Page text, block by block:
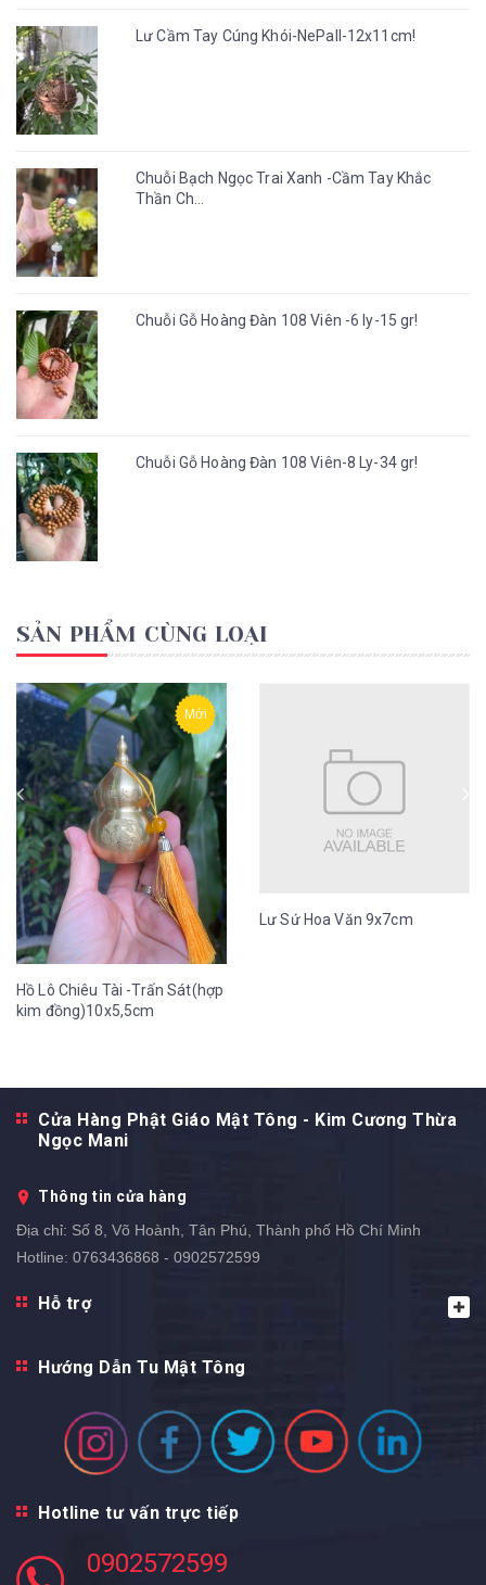
Lư Cầm Tay Cúng Khói-NePall-12x11cm!
Chuỗi Bạch Ngọc Trai Xanh -Cầm Tay Khắc
Thần Ch...
Chuỗi Gỗ Hoàng Đàn 108 Viên -6 ly-15 gr!
Chuỗi Gỗ Hoàng Đàn 108 Viên-8 Ly-34 gr!
SẢN PHẨM CÙNG LOẠI
Mới
Hồ Lô Chiêu Tài -Trấn Sát(hợp
kim đồng)10x5,5cm
Lư Sứ Hoa Văn 9x7cm
Cửa Hàng Phật Giáo Mật Tông - Kim Cương Thừa
Ngọc Mani
Thông tin cửa hàng
Địa chỉ: Số 8, Võ Hoành, Tân Phú, Thành phố Hồ Chí Minh
Hotline: 0763436868 - 0902572599
Hỗ trợ
Hướng Dẫn Tu Mật Tông
Hotline tư vấn trực tiếp
0902572599